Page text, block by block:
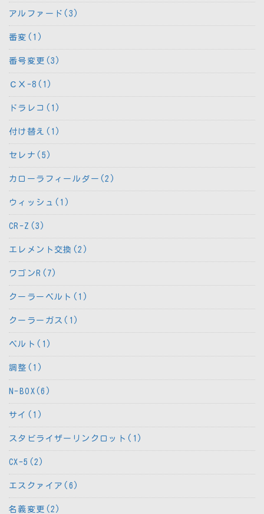
アルファード(3)
番変(1)
番号変更(3)
ＣＸ-8(1)
ドラレコ(1)
付け替え(1)
セレナ(5)
カローラフィールダー(2)
ウィッシュ(1)
CR-Z(3)
エレメント交換(2)
ワゴンR(7)
クーラーベルト(1)
クーラーガス(1)
ベルト(1)
調整(1)
N-BOX(6)
サイ(1)
スタビライザーリンクロット(1)
CX-5(2)
エスクァイア(6)
名義変更(2)